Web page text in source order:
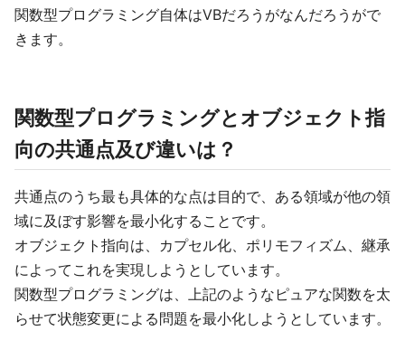
関数型プログラミング自体はVBだろうがなんだろうがで
きます。
関数型プログラミングとオブジェクト指
向の共通点及び違いは？
共通点のうち最も具体的な点は目的で、ある領域が他の領
域に及ぼす影響を最小化することです。
オブジェクト指向は、カプセル化、ポリモフィズム、継承
によってこれを実現しようとしています。
関数型プログラミングは、上記のようなピュアな関数を太
らせて状態変更による問題を最小化しようとしています。